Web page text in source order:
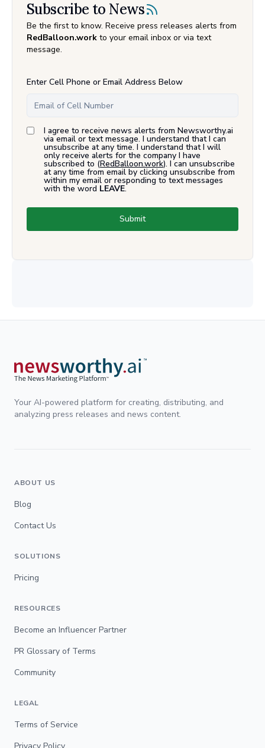
Subscribe to News
Be the first to know. Receive press releases alerts from
RedBalloon.work to your email inbox or via text
message.
Enter Cell Phone or Email Address Below
I agree to receive news alerts from Newsworthy.ai
via email or text message. I understand that I can
unsubscribe at any time. I understand that I will
only receive alerts for the company I have
subscribed to (RedBalloon.work). I can unsubscribe
at any time from email by clicking unsubscribe from
within my email or responding to text messages
with the word LEAVE.
Submit
Your AI-powered platform for creating, distributing, and
analyzing press releases and news content.
ABOUT US
Blog
Contact Us
SOLUTIONS
Pricing
RESOURCES
Become an Influencer Partner
PR Glossary of Terms
Community
LEGAL
Terms of Service